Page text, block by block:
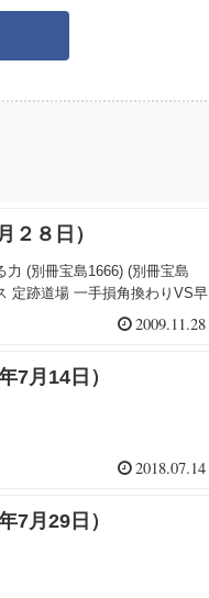
２８日）
(別冊宝島1666) (別冊宝島
定跡道場 一手損角換わりVS早
2009.11.28
7月14日）
2018.07.14
7月29日）